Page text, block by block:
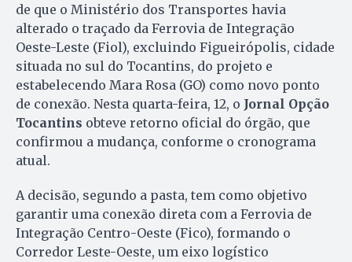
de que o Ministério dos Transportes havia
alterado o traçado da Ferrovia de Integração
Oeste-Leste (Fiol), excluindo Figueirópolis, cidade
situada no sul do Tocantins, do projeto e
estabelecendo Mara Rosa (GO) como novo ponto
de conexão. Nesta quarta-feira, 12, o Jornal Opção
Tocantins obteve retorno oficial do órgão, que
confirmou a mudança, conforme o cronograma
atual.
A decisão, segundo a pasta, tem como objetivo
garantir uma conexão direta com a Ferrovia de
Integração Centro-Oeste (Fico), formando o
Corredor Leste-Oeste, um eixo logístico